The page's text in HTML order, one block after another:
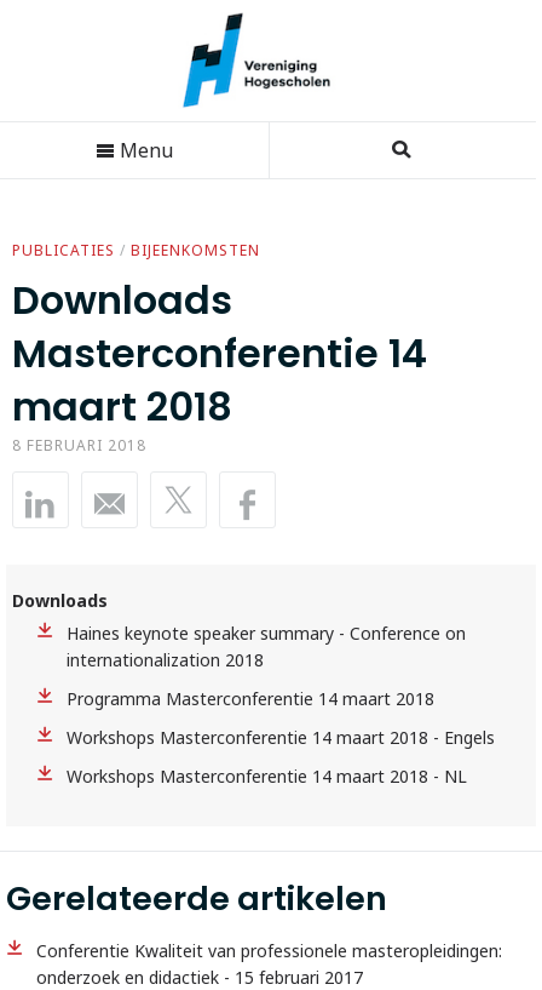
Menu
PUBLICATIES / BIJEENKOMSTEN
Downloads
Masterconferentie 14
maart 2018
8 FEBRUARI 2018
Downloads
Haines keynote speaker summary - Conference on
internationalization 2018
Programma Masterconferentie 14 maart 2018
Workshops Masterconferentie 14 maart 2018 - Engels
Workshops Masterconferentie 14 maart 2018 - NL
Gerelateerde artikelen
Conferentie Kwaliteit van professionele masteropleidingen:
onderzoek en didactiek - 15 februari 2017